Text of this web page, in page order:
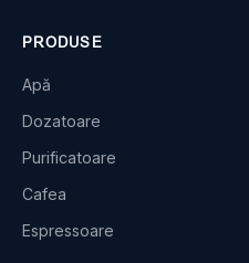
PRODUSE
Apă
Dozatoare
Purificatoare
Cafea
Espressoare